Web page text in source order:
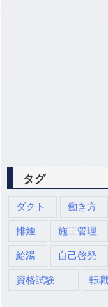
タグ
ダクト 働き方
排煙 施工管理
給湯 自己啓発
資格試験 転職